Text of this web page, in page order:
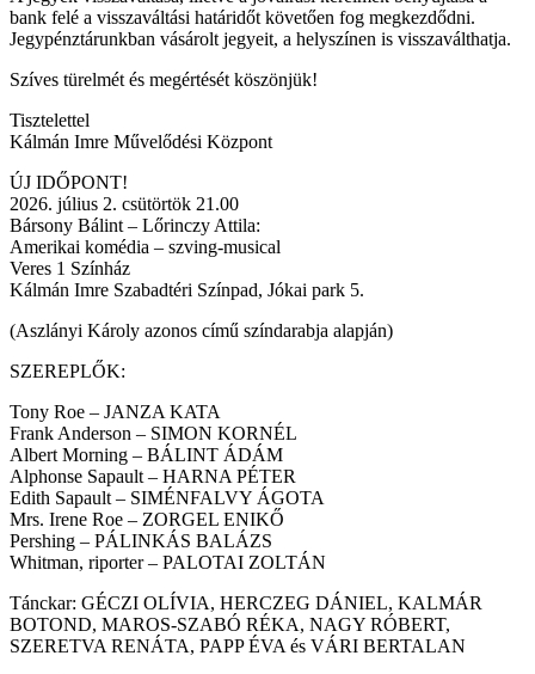
bank felé a visszaváltási határidőt követően fog megkezdődni.
Jegypénztárunkban vásárolt jegyeit, a helyszínen is visszaválthatja.
Szíves türelmét és megértését köszönjük!
Tisztelettel
Kálmán Imre Művelődési Központ
ÚJ IDŐPONT!
2026. július 2. csütörtök 21.00
Bársony Bálint – Lőrinczy Attila:
Amerikai komédia – szving-musical
Veres 1 Színház
Kálmán Imre Szabadtéri Színpad, Jókai park 5.
(Aszlányi Károly azonos című színdarabja alapján)
SZEREPLŐK:
Tony Roe – JANZA KATA
Frank Anderson – SIMON KORNÉL
Albert Morning – BÁLINT ÁDÁM
Alphonse Sapault – HARNA PÉTER
Edith Sapault – SIMÉNFALVY ÁGOTA
Mrs. Irene Roe – ZORGEL ENIKŐ
Pershing – PÁLINKÁS BALÁZS
Whitman, riporter – PALOTAI ZOLTÁN
Tánckar: GÉCZI OLÍVIA, HERCZEG DÁNIEL, KALMÁR
BOTOND, MAROS-SZABÓ RÉKA, NAGY RÓBERT,
SZERETVA RENÁTA, PAPP ÉVA és VÁRI BERTALAN